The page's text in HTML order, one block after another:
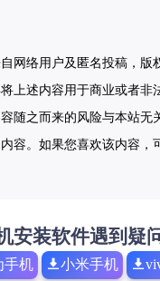
网络用户及匿名投稿，
上述内容用于商业或者
随之而来的风险与本站
容。如果您喜欢该内容，
安装软件遇到疑
手机 小米手机